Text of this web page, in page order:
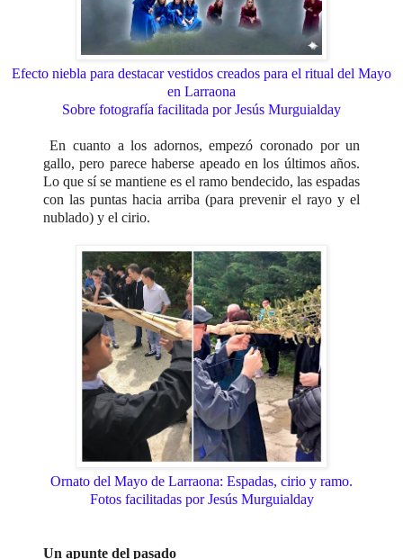
Efecto niebla para destacar vestidos creados para el ritual del Mayo
en Larraona
Sobre fotografía facilitada por Jesús Murguialday
En cuanto a los adornos, empezó coronado por un
gallo, pero parece haberse apeado en los últimos años.
Lo que sí se mantiene es el ramo bendecido, las espadas
con las puntas hacia arriba (para prevenir el rayo y el
nublado) y el cirio.
Ornato del Mayo de Larraona: Espadas, cirio y ramo.
Fotos facilitadas por Jesús Murguialday
Un apunte del pasado